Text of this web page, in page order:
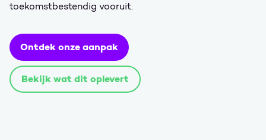
toekomstbestendig vooruit.
Ontdek onze aanpak
Bekijk wat dit oplevert